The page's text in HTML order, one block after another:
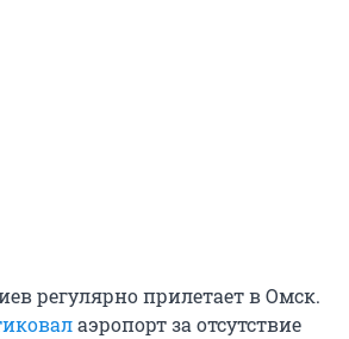
регулярно прилетает в Омск.
аэропорт за отсутствие